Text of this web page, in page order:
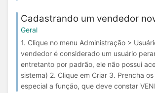
Cadastrando um vendedor
Geral
1. Clique no menu Administração >
vendedor é considerado um usuário
entretanto por padrão, ele não possui
sistema) 2. Clique em Criar 3. Prencha
especial a função, que deve constar